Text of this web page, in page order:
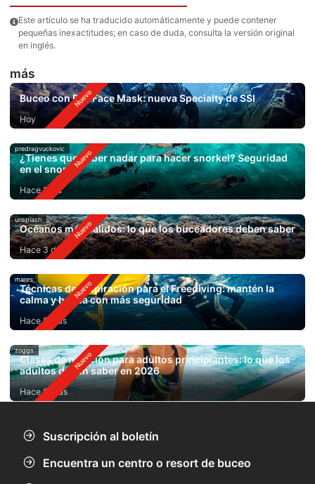
Este artículo se ha traducido automáticamente y puede contener
pequeñas inexactitudes; en caso de duda, consulta la versión original
en inglés.
más
Buceo con Full Face Mask: nueva Specialty de SSI
Hoy
predragvuckovic
¿Tienes que saber nadar para hacer snorkel? Seguridad
en el snorkel
Hace 1 día
unsplash
Océanos más cálidos: lo que los buceadores deben saber
Hace 3 días
mares
Técnicas de respiración para el Freediving: mantén la
calma y bucea con más seguridad
Hace 5 días
zoggs
Clases de natación para adultos principiantes: lo que los
adultos deben saber en 2026
Hace 6 días
Suscripción al boletín
Encuentra un centro o resort de buceo